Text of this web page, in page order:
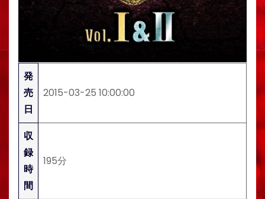
発
売
日
2015-03-25 10:00:00
収
録
時
間
195分